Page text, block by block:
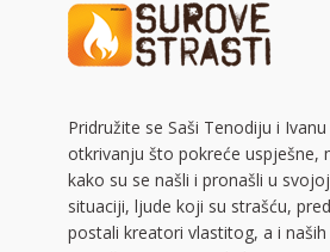
Pridružite se Saši Tenodiju i
otkrivanju što pokreće uspješne,
kako su se našli i pronašli u
situaciji, ljude koji su strašću,
postali kreatori vlastitog, a i